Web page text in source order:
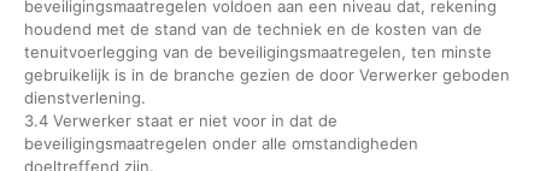
beveiligingsmaatregelen voldoen aan een niveau dat, rekening
houdend met de stand van de techniek en de kosten van de
tenuitvoerlegging van de beveiligingsmaatregelen, ten minste
gebruikelijk is in de branche gezien de door Verwerker geboden
dienstverlening.
3.4 Verwerker staat er niet voor in dat de
beveiligingsmaatregelen onder alle omstandigheden
doeltreffend zijn.